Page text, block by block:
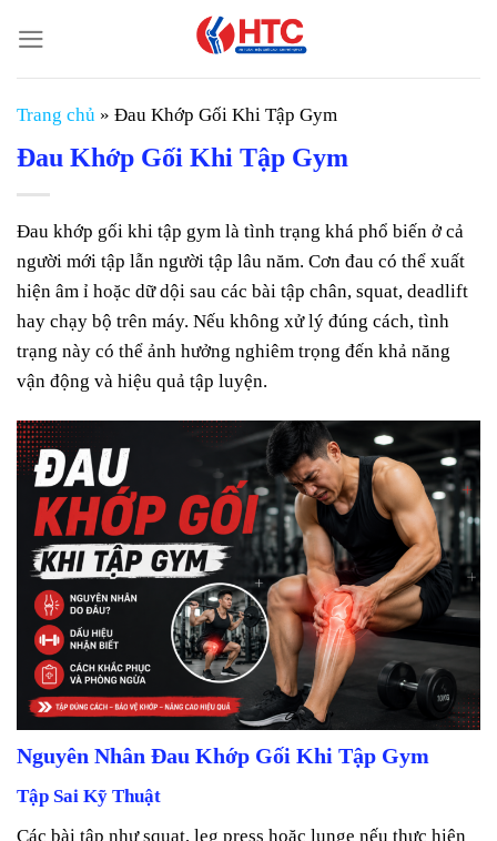
đến
nội
dung
Trang chủ » Đau Khớp Gối Khi Tập Gym
Đau Khớp Gối Khi Tập Gym
Đau khớp gối khi tập gym là tình trạng khá phổ biến ở cả
người mới tập lẫn người tập lâu năm. Cơn đau có thể xuất
hiện âm ỉ hoặc dữ dội sau các bài tập chân, squat, deadlift
hay chạy bộ trên máy. Nếu không xử lý đúng cách, tình
trạng này có thể ảnh hưởng nghiêm trọng đến khả năng
vận động và hiệu quả tập luyện.
Nguyên Nhân Đau Khớp Gối Khi Tập Gym
Tập Sai Kỹ Thuật
Các bài tập như squat, leg press hoặc lunge nếu thực hiện